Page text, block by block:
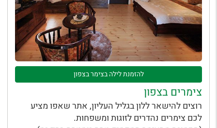
להזמנת לילה בצימר בצפון
צימרים בצפון
רוצים להישאר ללון בגליל העליון, אתר שאפו מציע
לכם צימרים נהדרים לזוגות ומשפחות.